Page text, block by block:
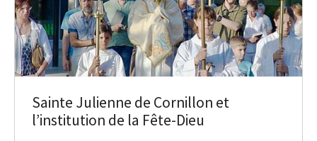
Sainte Julienne de Cornillon et
l’institution de la Fête-Dieu